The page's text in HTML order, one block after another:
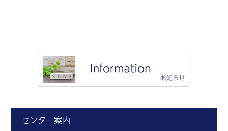
センター案内